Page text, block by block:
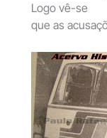
Logo vê-se
que as